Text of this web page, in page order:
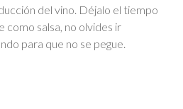
del vino. Déjalo el tiempo
como salsa, no olvides ir
para que no se pegue.